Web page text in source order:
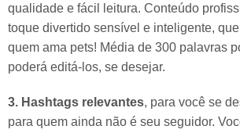
qualidade e fácil leitura. Conteúdo
toque divertido sensível e inteligente,
quem ama pets! Média de 300 palavras
poderá editá-los, se desejar.
3. Hashtags relevantes, para você se
para quem ainda não é seu seguidor.